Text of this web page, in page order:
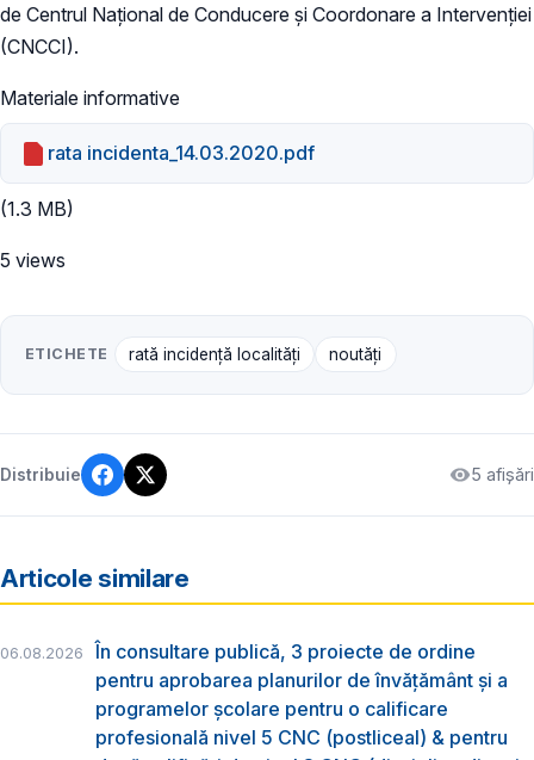
de Centrul Național de Conducere și Coordonare a Intervenției
(CNCCI).
Materiale informative
rata incidenta_14.03.2020.pdf
(1.3 MB)
5 views
ETICHETE rată incidență localități noutăți
Distribuie 5 afișări
Articole similare
06.08.2026
În consultare publică, 3 proiecte de ordine
pentru aprobarea planurilor de învățământ și a
programelor școlare pentru o calificare
profesională nivel 5 CNC (postliceal) & pentru